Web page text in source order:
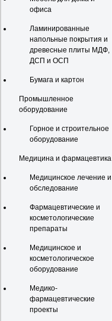
офиса
Ламинированные
напольные покрытия и
древесные плиты МДФ,
ДСП и ОСП
Бумага и картон
Промышленное
оборудование
Горное и строительное
оборудование
Медицина и фармацевтика
Медицинское лечение и
обследование
Фармацевтические и
косметологические
препараты
Медицинское и
косметологическое
оборудование
Медико-
фармацевтические
проекты